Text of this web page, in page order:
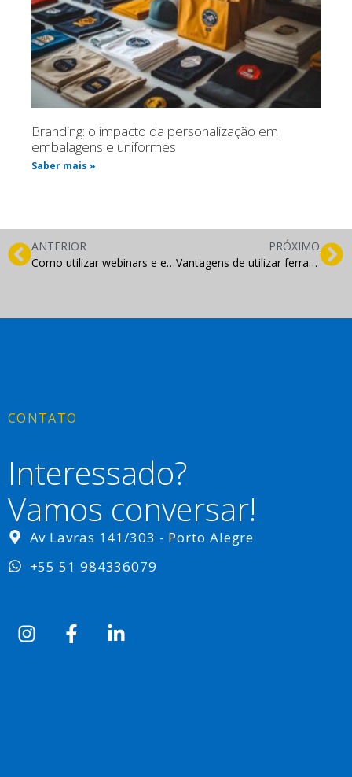
Branding: o impacto da personalização em
embalagens e uniformes
Saber mais »
ANTERIOR
Como utilizar webinars e eventos online para atrair clientes
PRÓXIMO
Vantagens de utilizar ferramentas online para pesquisa de veículos
CONTATO
Interessado?
Vamos conversar!
Av Lavras 141/303 - Porto Alegre
+55 51 984336079